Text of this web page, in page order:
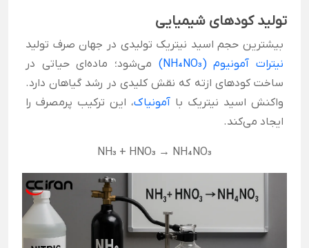
تولید کودهای شیمیایی
بیشترین حجم اسید نیتریک تولیدی در جهان صرف تولید
نیترات آمونیوم (NH₄NO₃)
می‌شود؛ ماده‌ای حیاتی در
ساخت کودهای ازته که نقش کلیدی در رشد گیاهان دارد.
واکنش اسید نیتریک با آمونیاک، این ترکیب پرمصرف را
ایجاد می‌کند.
NH₃​ + HNO₃​ → NH₄​NO₃​